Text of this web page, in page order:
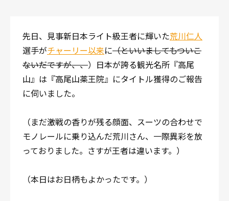
八王子中屋ボクシングジム
〒192-0072 東京都八王子市南町3-8 第2原嶋ビル1F
Tel/Fax：042-622-7222
営業時間：月〜土 14:00〜22:00 / 日・祝 14:00〜19:00
先日、見事新日本ライト級王者に輝いた荒川仁人
選手がチャーリー以来に（といいましてもついこ
ないだですが、、）日本が誇る観光名所『高尾
山』は『高尾山薬王院』にタイトル獲得のご報告
に伺いました。
（まだ激戦の香りが残る顔面、スーツの合わせで
モノレールに乗り込んだ荒川さん、一際異彩を放
っておりました。さすが王者は違います。）
（本日はお日柄もよかったです。）